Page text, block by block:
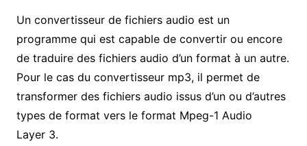
Un convertisseur de fichiers audio est un
programme qui est capable de convertir ou encore
de traduire des fichiers audio d’un format à un autre.
Pour le cas du convertisseur mp3, il permet de
transformer des fichiers audio issus d’un ou d’autres
types de format vers le format Mpeg-1 Audio
Layer 3.